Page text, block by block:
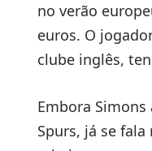
no verão
euros. O
clube inglês,
Embora
Spurs, já se